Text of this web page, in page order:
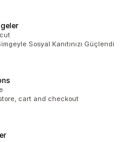
Sosyal Kanıtınızı Güçlendi
cart and checkout